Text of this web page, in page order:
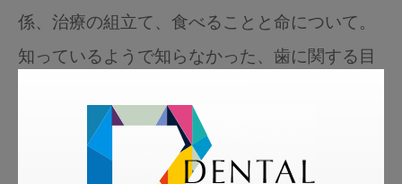
係、治療の組立て、食べることと命について。
知っているようで知らなかった、歯に関する目
岡崎先生ホームページ：